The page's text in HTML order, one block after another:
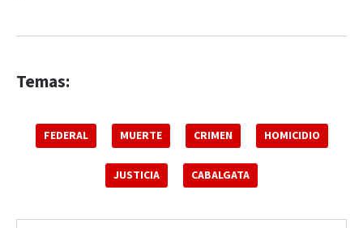
Temas:
FEDERAL MUERTE CRIMEN HOMICIDIO
JUSTICIA CABALGATA